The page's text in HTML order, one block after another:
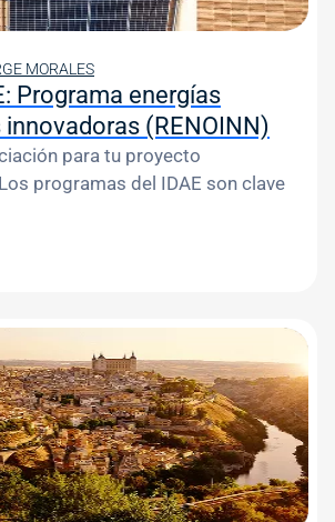
MORALES
Programa energías
(RENOINN)
para tu proyecto
programas del IDAE son clave